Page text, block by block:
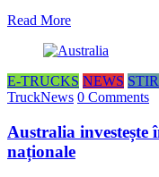
Read More
E-TRUCKS NEWS
TruckNews 0 Comments
Australia investește
naționale